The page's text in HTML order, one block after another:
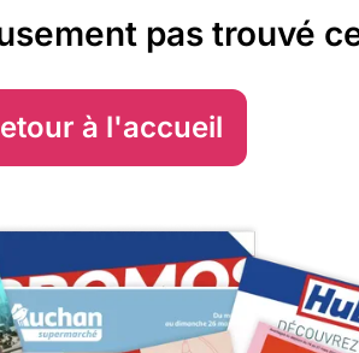
pas trouvé
à l'accueil